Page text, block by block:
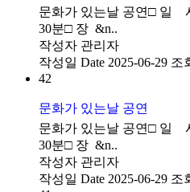
문화가 있는날 공연□ 일
30분□ 장 &n..
작성자 관리자
작성일 Date 2025-06-29 조
42
문화가 있는날 공연
문화가 있는날 공연□ 일
30분□ 장 &n..
작성자 관리자
작성일 Date 2025-06-29 조